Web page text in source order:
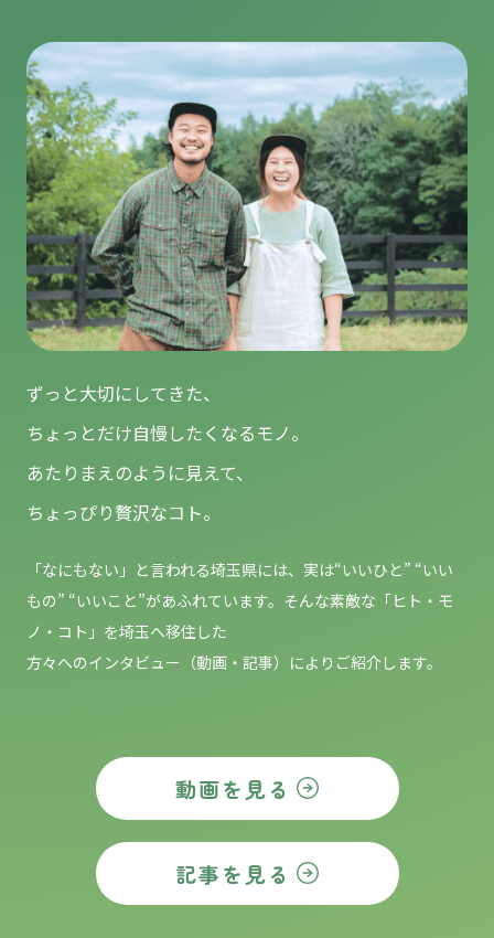
ずっと大切にしてきた、
ちょっとだけ自慢したくなるモノ。
あたりまえのように見えて、
ちょっぴり贅沢なコト。
「なにもない」と言われる埼玉県には、実は“いいひと” “いい
もの” “いいこと”があふれています。そんな素敵な「ヒト・モ
ノ・コト」を埼玉へ移住した
方々へのインタビュー（動画・記事）によりご紹介します。
動画を見る
記事を見る